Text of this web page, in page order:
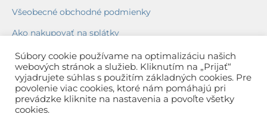
Všeobecné obchodné podmienky
Ako nakupovať na splátky
Ochrana osobných údajov
Reklamačný poriadok
Spôsob a cena dopravy
Súbory cookie používame na optimalizáciu našich
webových stránok a služieb. Kliknutím na „Prijať“
vyjadrujete súhlas s použitím základných cookies. Pre
povolenie viac cookies, ktoré nám pomáhajú pri
prevádzke kliknite na nastavenia a povoľte všetky
cookies.